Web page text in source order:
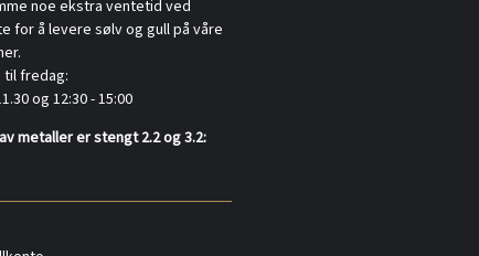
noe ekstra ventetid ved
for å levere sølv og gull på våre
til fredag:
og 12:30 - 15:00
metaller er stengt 2.2 og 3.2: